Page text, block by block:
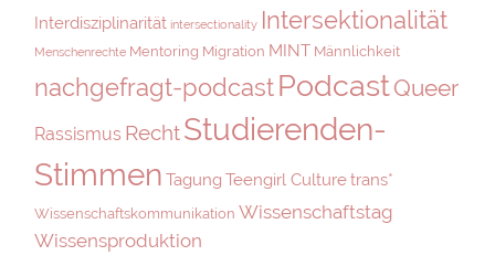
Interdisziplinarität intersectionality Intersektionalität
Menschenrechte Mentoring Migration MINT Männlichkeit
nachgefragt-podcastPodcastQueer
Rassismus RechtStudierenden-
Stimmen Tagung Teengirl Culturetrans*
Wissenschaftskommunikation Wissenschaftstag
Wissensproduktion